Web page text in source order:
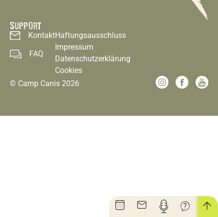
SUPPORT
Kontakt
FAQ
Haftungsausschluss
Impressum
Datenschutzerklärung
Cookies
© Camp Canis 2026